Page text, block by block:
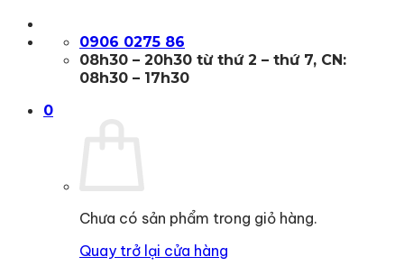
qua
0906 0275 86
08h30 – 20h30 từ thứ 2 – thứ 7, CN:
08h30 – 17h30
0
Chưa có sản phẩm trong giỏ hàng.
Quay trở lại cửa hàng